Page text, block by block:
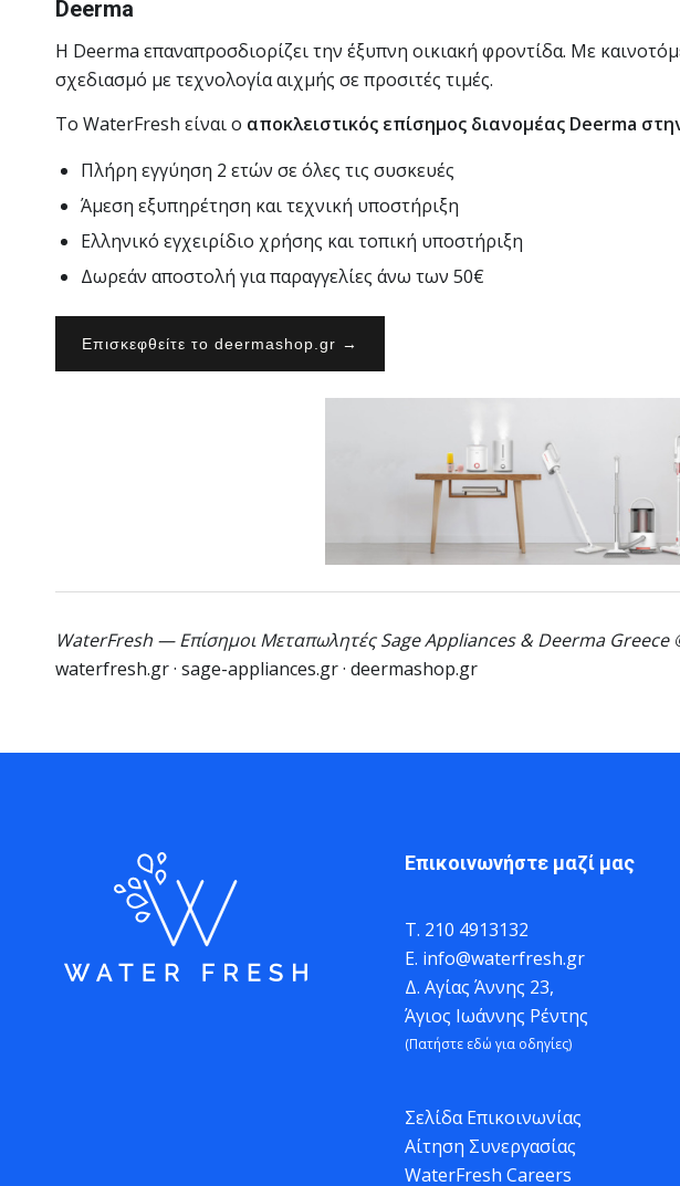
Deerma
Η Deerma επαναπροσδιορίζει την έξυπνη οικιακή φροντίδα. Με
σχεδιασμό με τεχνολογία αιχμής σε προσιτές τιμές.
Το WaterFresh είναι ο αποκλειστικός επίσημος διανομέας Deerma
Πλήρη εγγύηση 2 ετών σε όλες τις συσκευές
Άμεση εξυπηρέτηση και τεχνική υποστήριξη
Ελληνικό εγχειρίδιο χρήσης και τοπική υποστήριξη
Δωρεάν αποστολή για παραγγελίες άνω των 50€
Επισκεφθείτε το deermashop.gr →
WaterFresh — Επίσημοι Μεταπωλητές Sage Appliances & Deerma Greece
waterfresh.gr · sage-appliances.gr · deermashop.gr
Επικοινωνήστε μαζί μας
Τ. 210 4913132
Ε. info@waterfresh.gr
Δ. Αγίας Άννης 23,
Άγιος Ιωάννης Ρέντης
(Πατήστε εδώ για οδηγίες)
Σελίδα Επικοινωνίας
Αίτηση Συνεργασίας
WaterFresh Careers